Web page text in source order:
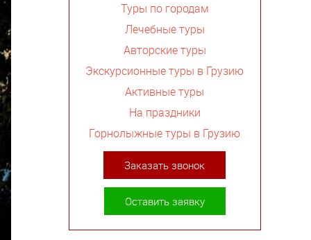
Туры по городам
Лечебные туры
Авторские туры
Экскурсионные туры в Грузию
Активные туры
На праздники
Горнолыжные туры в Грузию
Заказать звонок
Оставить заявку